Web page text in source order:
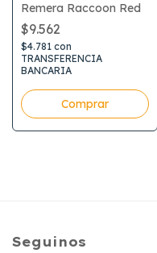
Remera Raccoon Red
$9.562
$4.781 con
TRANSFERENCIA
BANCARIA
Comprar
Seguinos